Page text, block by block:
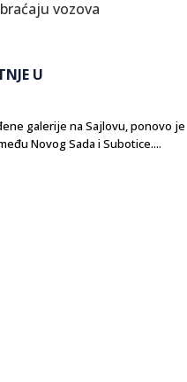
U
galerije na Sajlovu, ponovo je
Novog Sada i Subotice....